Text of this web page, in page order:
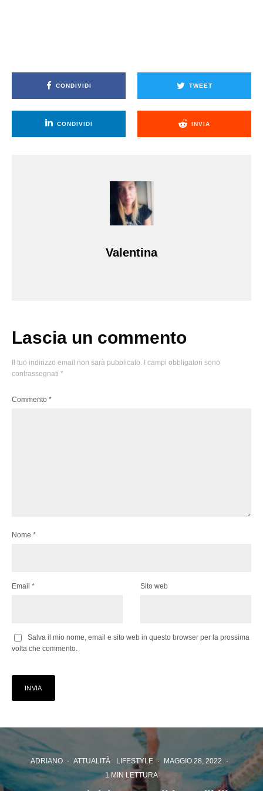
CONDIVIDI TWEET
CONDIVIDI INVIA
Valentina
Lascia un commento
Il tuo indirizzo email non sarà pubblicato.
I campi obbligatori sono
contrassegnati *
Commento *
Nome *
Email * Sito web
Salva il mio nome, email e sito web in questo browser per la prossima
volta che commento.
ADRIANO · ATTUALITÀ LIFESTYLE · MAGGIO 28, 2022
·
1 MIN LETTURA